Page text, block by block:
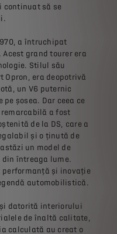
continuat să se
a întruchipat
grand tourer era
Stilul său
Opron, era deopotrivă
un V6 puternic
șosea. Dar ceea ce
a fost
de la DS, care a
și o ținută de
un model de
întreaga lume.
performanță și inovație
automobilistică.
datorită interiorului
de înaltă calitate,
calculată au creat o